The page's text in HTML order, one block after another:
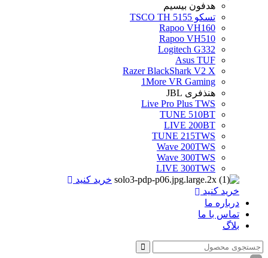
هدفون بیسیم
تسکو TSCO TH 5155
Rapoo VH160
Rapoo VH510
Logitech G332
Asus TUF
Razer BlackShark V2 X
1More VR Gaming
هنذفری JBL
Live Pro Plus TWS
TUNE 510BT
LIVE 200BT
TUNE 215TWS
Wave 200TWS
Wave 300TWS
LIVE 300TWS
خرید کنید
خرید کنید
درباره ما
تماس با ما
بلاگ